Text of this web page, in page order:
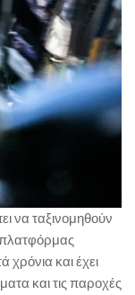
να ταξινομηθούν
πλατφόρμας
χρόνια και έχει
και τις παροχές